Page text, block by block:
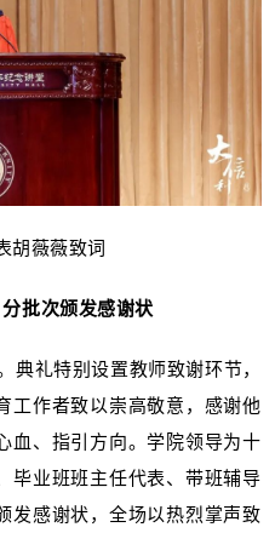
胡薇薇致词
批次颁发感谢状
礼特别设置教师致谢环节，
工作者致以崇高敬意，感谢他
血、指引方向。学院领导为十
毕业班班主任代表、带班辅导
发感谢状，全场以热烈掌声致